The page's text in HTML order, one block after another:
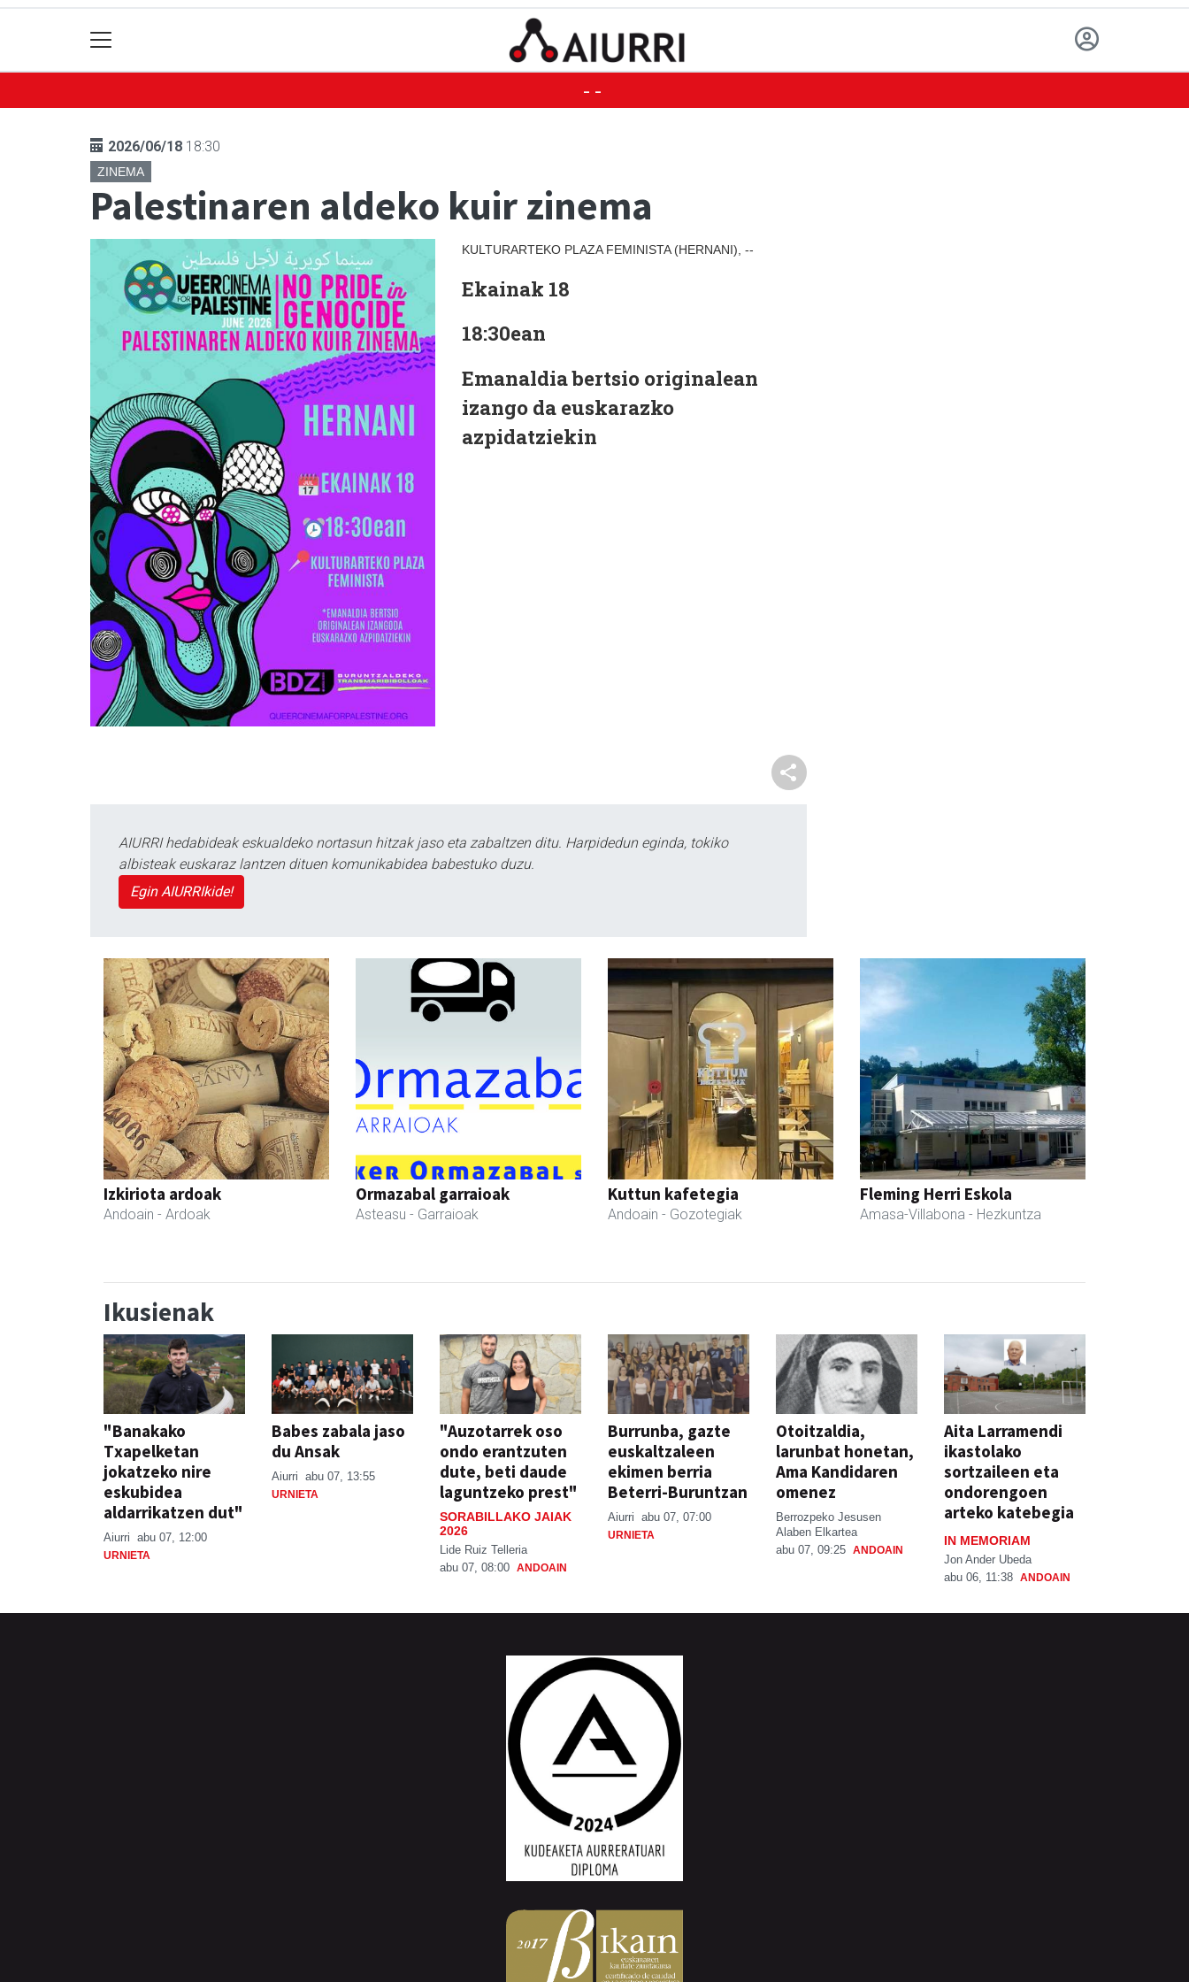
--
2026/06/18 18:30
ZINEMA
Palestinaren aldeko kuir zinema
KULTURARTEKO PLAZA FEMINISTA (HERNANI), --
Ekainak 18
18:30ean
Emanaldia bertsio originalean
izango da euskarazko
azpidatziekin
AIURRI hedabideak eskualdeko nortasun hitzak jaso eta zabaltzen ditu. Harpidedun eginda, tokiko
albisteak euskaraz lantzen dituen komunikabidea babestuko duzu.
Egin AIURRIkide!
Izkiriota ardoak
Andoain - Ardoak
Ormazabal garraioak
Asteasu - Garraioak
Kuttun kafetegia
Andoain - Gozotegiak
Fleming Herri Eskola
Amasa-Villabona - Hezkuntza
Ikusienak
"Banakako
Txapelketan
jokatzeko nire
eskubidea
aldarrikatzen dut"
Aiurri abu 07, 12:00
URNIETA
Babes zabala jaso
du Ansak
Aiurri abu 07, 13:55
URNIETA
"Auzotarrek oso
ondo erantzuten
dute, beti daude
laguntzeko prest"
SORABILLAKO JAIAK
2026
Lide Ruiz Telleria
abu 07, 08:00 ANDOAIN
Burrunba, gazte
euskaltzaleen
ekimen berria
Beterri-Buruntzan
Aiurri abu 07, 07:00
URNIETA
Otoitzaldia,
larunbat honetan,
Ama Kandidaren
omenez
Berrozpeko Jesusen
Alaben Elkartea
abu 07, 09:25 ANDOAIN
Aita Larramendi
ikastolako
sortzaileen eta
ondorengoen
arteko katebegia
IN MEMORIAM
Jon Ander Ubeda
abu 06, 11:38 ANDOAIN